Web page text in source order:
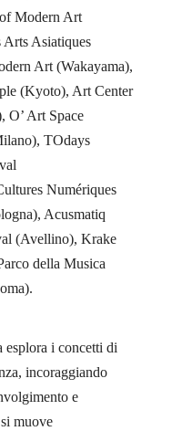
Modern Art
Asiatiques
Art (Wakayama),
(Kyoto), Art Center
O’ Art Space
TOdays
Numériques
Acusmatiq
(Avellino), Krake
della Musica
esplora i concetti di
incoraggiando
e
muove